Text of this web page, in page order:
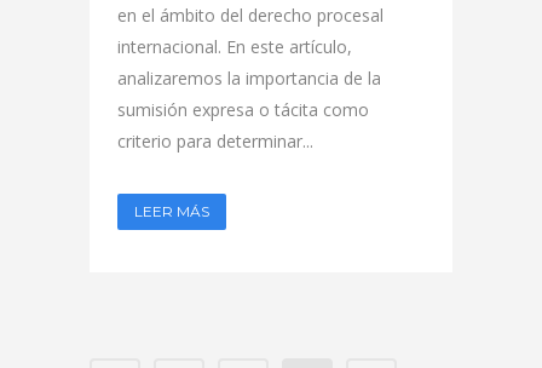
en el ámbito del derecho procesal
internacional. En este artículo,
analizaremos la importancia de la
sumisión expresa o tácita como
criterio para determinar...
LEER MÁS